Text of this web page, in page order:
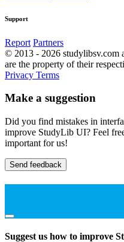
Support
Report Partners
© 2013 - 2026 studylibsv.com
are the property of their
Privacy Terms
Make a suggestion
Did you find mistakes in
improve StudyLib UI? Feel
important for us!
Send feedback
Suggest us how to improve